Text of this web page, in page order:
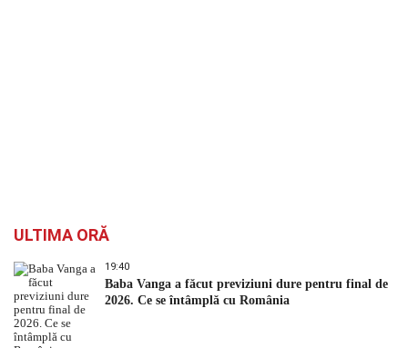
ULTIMA ORĂ
19:40
Baba Vanga a făcut previziuni dure pentru final de
2026. Ce se întâmplă cu România